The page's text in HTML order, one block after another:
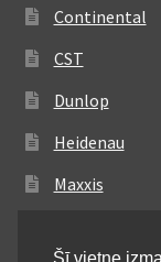
Continental
CST
Dunlop
Heidenau
Maxxis
Šī vietne